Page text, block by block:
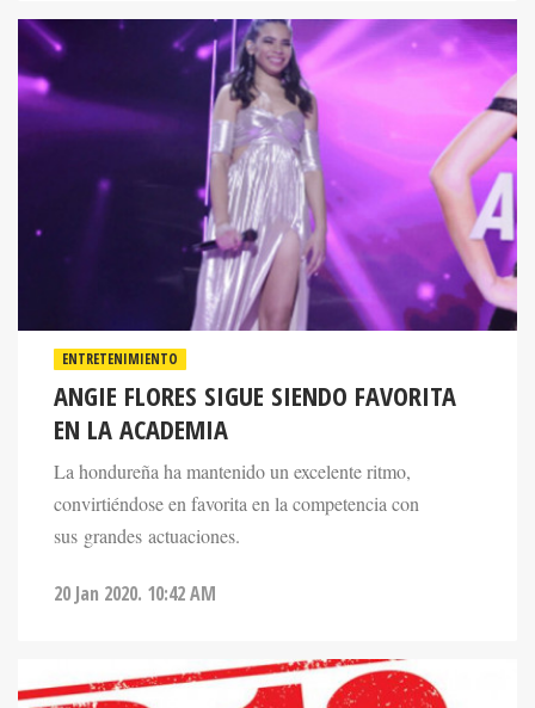
ENTRETENIMIENTO
ANGIE FLORES SIGUE SIENDO FAVORITA
EN LA ACADEMIA
La hondureña ha mantenido un excelente ritmo,
convirtiéndose en favorita en la competencia con
sus grandes actuaciones.
20 Jan 2020. 10:42 AM